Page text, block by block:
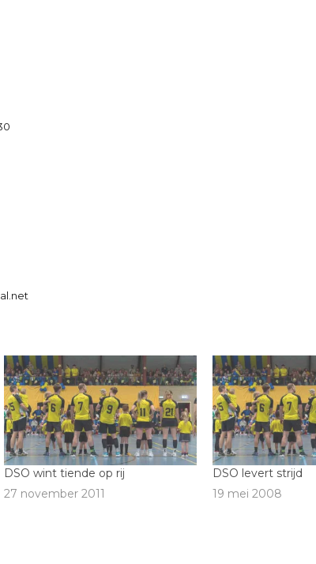
DSO wint tiende op rij
27 november 2011
DSO levert strijd
19 mei 2008